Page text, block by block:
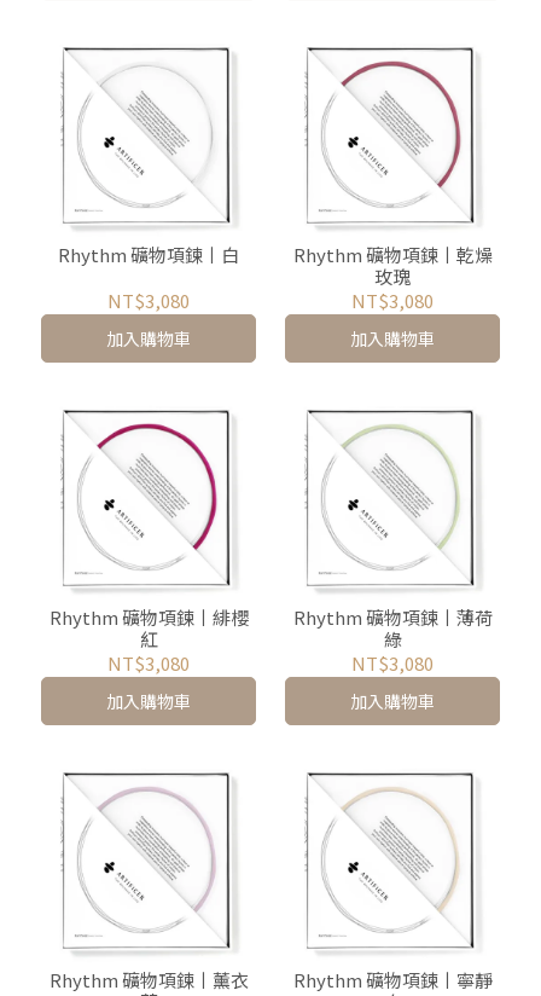
Rhythm 礦物項鍊丨白
NT$3,080
加入購物車
Rhythm 礦物項鍊丨乾燥
玫瑰
NT$3,080
加入購物車
Rhythm 礦物項鍊丨緋櫻
紅
NT$3,080
加入購物車
Rhythm 礦物項鍊丨薄荷
綠
NT$3,080
加入購物車
Rhythm 礦物項鍊丨薰衣
Rhythm 礦物項鍊丨寧靜